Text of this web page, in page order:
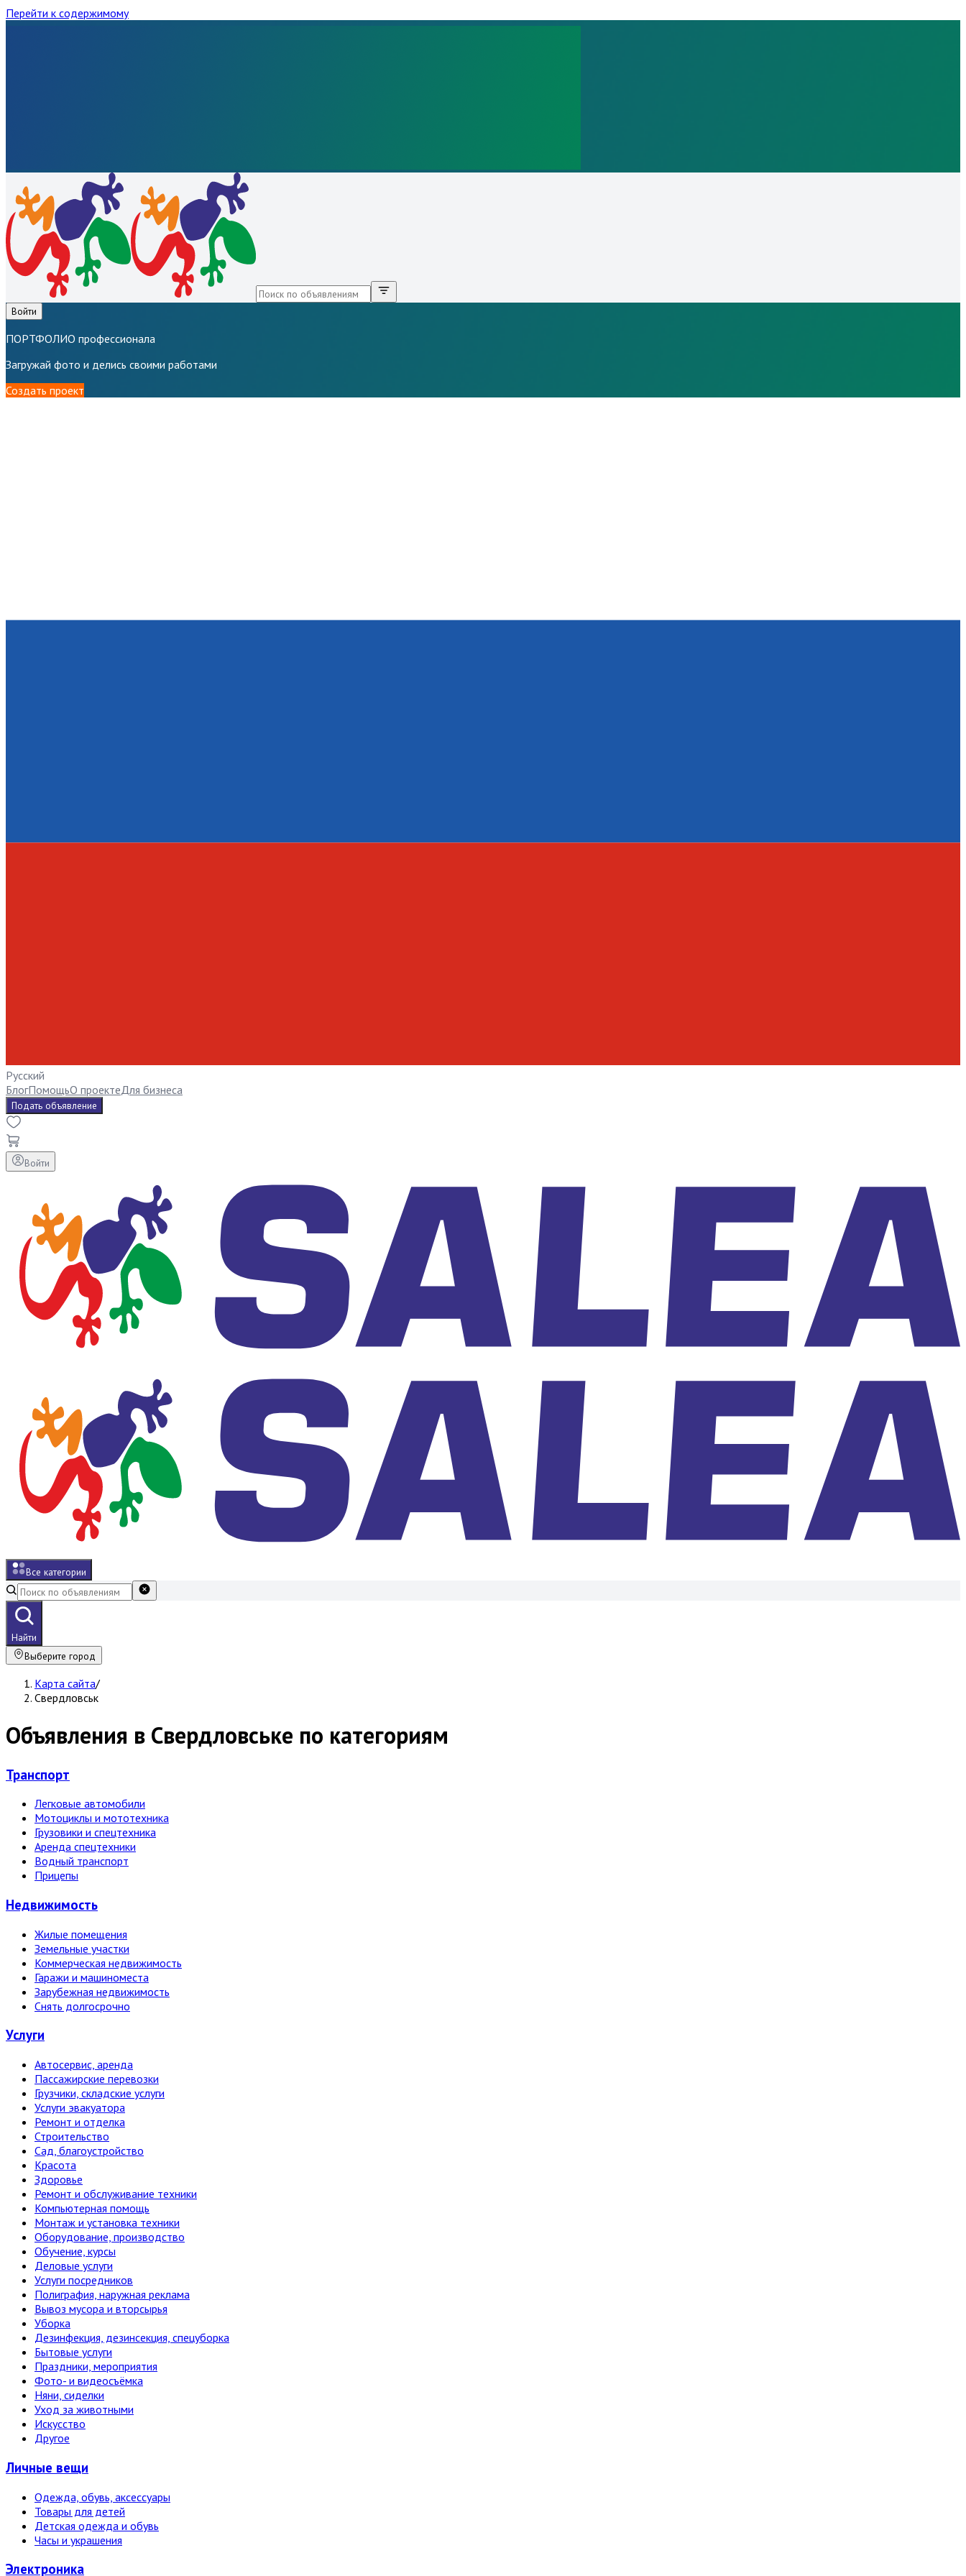
Перейти к содержимому
Войти
ПОРТФОЛИО профессионала
Загружай фото и делись своими работами
Создать проект
Русский
БлогПомощьО проектеДля бизнеса
Подать объявление
Войти
Все категории
Найти
Выберите город
Карта сайта/
Свердловськ
Объявления в Свердловське по категориям
Транспорт
Легковые автомобили
Мотоциклы и мототехника
Грузовики и спецтехника
Аренда спецтехники
Водный транспорт
Прицепы
Недвижи­мость
Жилые помещения
Земельные участки
Коммерческая недвижимость
Гаражи и машиноместа
Зарубежная недвижимость
Снять долгосрочно
Услуги
Автосервис, аренда
Пассажирские перевозки
Грузчики, складские услуги
Услуги эвакуатора
Ремонт и отделка
Строительство
Сад, благоустройство
Красота
Здоровье
Ремонт и обслуживание техники
Компьютерная помощь
Монтаж и установка техники
Оборудование, производство
Обучение, курсы
Деловые услуги
Услуги посредников
Полиграфия, наружная реклама
Вывоз мусора и вторсырья
Уборка
Дезинфекция, дезинсекция, спецуборка
Бытовые услуги
Праздники, мероприятия
Фото- и видеосъёмка
Няни, сиделки
Уход за животными
Искусство
Другое
Личные вещи
Одежда, обувь, аксессуары
Товары для детей
Детская одежда и обувь
Часы и украшения
Электро­ника